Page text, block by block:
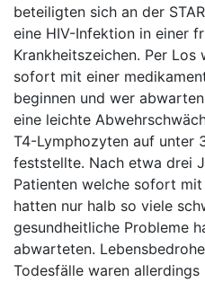
beteiligten sich an der
eine HIV-Infektion in einer
Krankheitszeichen. Per
sofort mit einer
beginnen und wer
eine leichte
T4-Lymphozyten auf unter
feststellte. Nach etwa drei
Patienten welche sofort
hatten nur halb so viele
gesundheitliche Probleme
abwarteten.
Todesfälle waren